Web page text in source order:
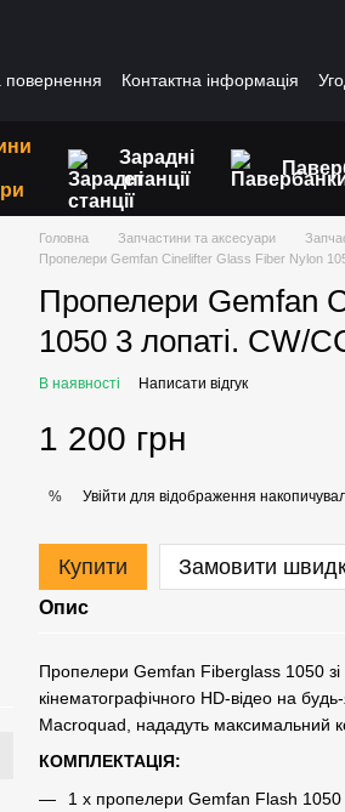
повернення Контактна інформація
Зарадні
станції
Головна Запчастини та аксесуари
Пропелери Gemfan Cinelifter Glass Fiber Nylon
Пропелери Gemfan
1050 3 лопаті. CW/
В наявності Написати відгук
1 200 грн
% Увійти для відображення
Купити Замовити
Опис
Пропелери Gemfan Fiberglass 1050
кінематографічного HD-відео на
Macroquad, нададуть максимальний
КОМПЛЕКТАЦІЯ:
1 x пропелери Gemfan Flash 1050